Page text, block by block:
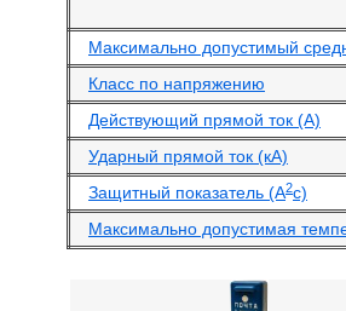
Максимально допустимый
Класс по напряжению
Действующий прямой ток (А)
Ударный прямой ток (кА)
Защитный показатель (А2с)
Максимально допустимая